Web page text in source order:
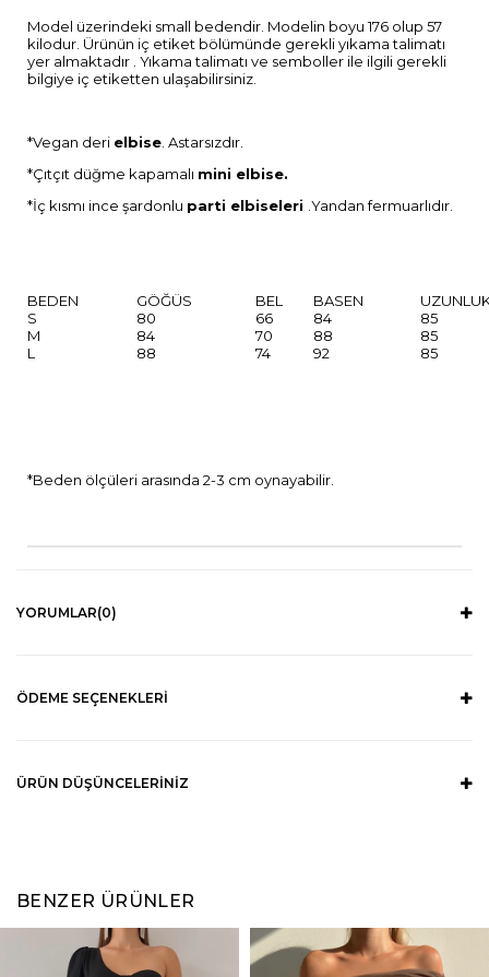
Model üzerindeki small bedendir. Modelin boyu 176 olup 57
kilodur. Ürünün iç etiket bölümünde gerekli yıkama talimatı
yer almaktadır . Yıkama talimatı ve semboller ile ilgili gerekli
bilgiye iç etiketten ulaşabilirsiniz.
*Vegan deri elbise. Astarsızdır.
*Çıtçıt düğme kapamalı mini elbise.
*İç kısmı ince şardonlu parti elbiseleri .Yandan fermuarlıdır.
BEDEN GÖĞÜS BEL BASEN
S
80 66 84
85
M
84 70 88
85
L
88 74 92 85
*Beden ölçüleri arasında 2-3 cm oynayabilir.
YORUMLAR(0)
ÖDEME SEÇENEKLERI
ÜRÜN DÜŞÜNCELERINIZ
BENZER ÜRÜNLER